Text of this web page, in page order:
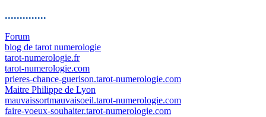
..............
Forum
blog de tarot numerologie
tarot-numerologie.fr
tarot-numerologie.com
prieres-chance-guerison.tarot-numerologie.com
Maitre Philippe de Lyon
mauvaissortmauvaisoeil.tarot-numerologie.com
faire-voeux-souhaiter.tarot-numerologie.com